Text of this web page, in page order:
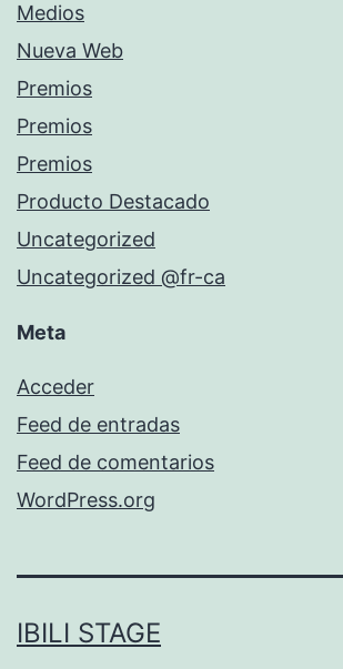
Medios
Nueva Web
Premios
Premios
Premios
Producto Destacado
Uncategorized
Uncategorized @fr-ca
Meta
Acceder
Feed de entradas
Feed de comentarios
WordPress.org
IBILI STAGE